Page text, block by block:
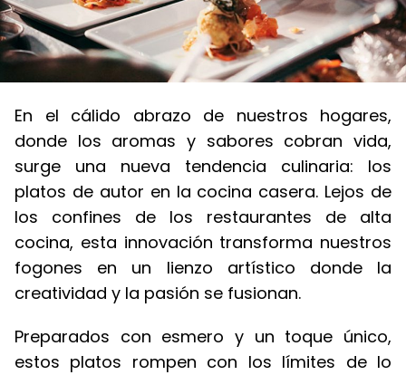
En el cálido abrazo de nuestros hogares,
donde los aromas y sabores cobran vida,
surge una nueva tendencia culinaria: los
platos de autor en la cocina casera. Lejos de
los confines de los restaurantes de alta
cocina, esta innovación transforma nuestros
fogones en un lienzo artístico donde la
creatividad y la pasión se fusionan.
Preparados con esmero y un toque único,
estos platos rompen con los límites de lo